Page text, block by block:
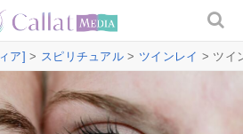
ア] > スピリチュアル > ツインレイ > ツイ